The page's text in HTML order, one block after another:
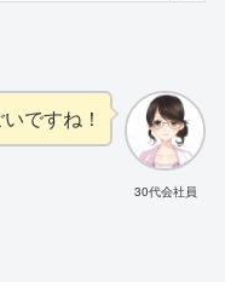
30代会社員
ですね！